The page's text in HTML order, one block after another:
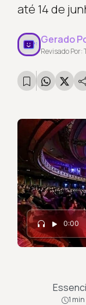
até 14 de
Gerado
Revisado Por:
0:00
1 min